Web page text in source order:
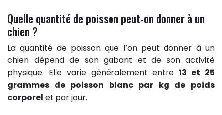
Quelle quantité de poisson peut-on donner à un
chien ?
La quantité de poisson que l’on peut donner à un
chien dépend de son gabarit et de son activité
physique. Elle varie généralement entre13 et 25
grammes de poisson blanc par kg de poids
corporel et par jour.